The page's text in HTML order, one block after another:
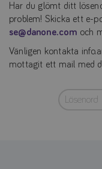
Har du glömt ditt
problem! Skicka ett e-
se@danone.com och
Vänligen kontakta
mottagit ett mail med